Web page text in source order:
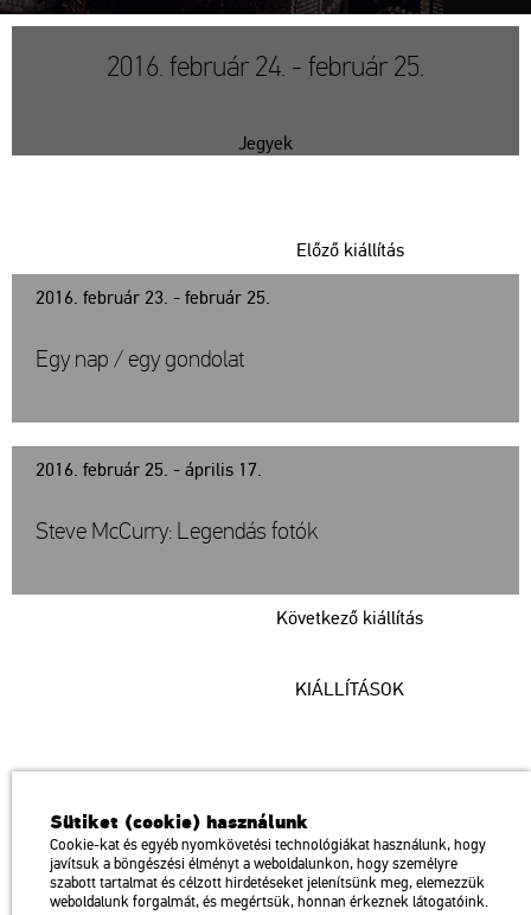
2016. február 24. - február 25.
Jegyek
2016. február 23. - február 25.
Előző kiállítás
Egy nap / egy gondolat
2016. február 25. - április 17.
Következő kiállítás
Steve McCurry: Legendás fotók
KIÁLLÍTÁSOK
a Magyar Művészeti Akadémia intézménye
1146 Budapest, Dózsa György út 37.
Megközelíthető: Millenniumi Földalatti Vasút – Hősök tere megállótérkép
Sütiket (cookie) használunk
Cookie-kat és egyéb nyomkövetési technológiákat használunk, hogy
javítsuk a böngészési élményt a weboldalunkon, hogy személyre
szabott tartalmat és célzott hirdetéseket jelenítsünk meg, elemezzük
weboldalunk forgalmát, és megértsük, honnan érkeznek látogatóink.